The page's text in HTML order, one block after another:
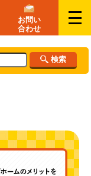
お問い
合わせ
検索